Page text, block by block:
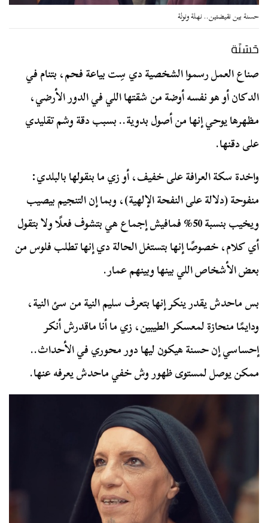
حسنة بين نقيضتين.. نهلة ونولة
حَسَنَة
صناع العمل رسموا الشخصية دي سِت بياعة فحم، بتنام في
الدكان أو هو نفسه أوضة من شقتها اللي في الدور الأرضي،
مظهرها يوحي إنها من أصول بدوية.. بسبب دقة وشم تقليدي
على دقنها.
واخدة سكة العرافة على خفيف، أو زي ما بنقولها بالبلدي:
منفوحة (دلالة على النفحة الإلهية)، وبما إن التنجيم بيصيب
ويخيب بنسبة 50% فمافيش إجماع هي بتشوف فعلًا ولا بتقول
أي كلام، خصوصًا إنها بتستغل الحالة دي إنها تطلب فلوس من
بعض الأشخاص اللي بينها وبينهم عمار.
بس ماحدش يقدر ينكر إنها بتعرف سليم النية من سئ النية،
ودايمًا منحازة لمعسكر الطيبين، زي ما أنا ماقدرش أنكر
إحساسي إن حسنة هيكون ليها دور محوري في الأحداث..
ممكن يوصل لمستوى ظهور وش خفي ماحدش يعرفه عنها.